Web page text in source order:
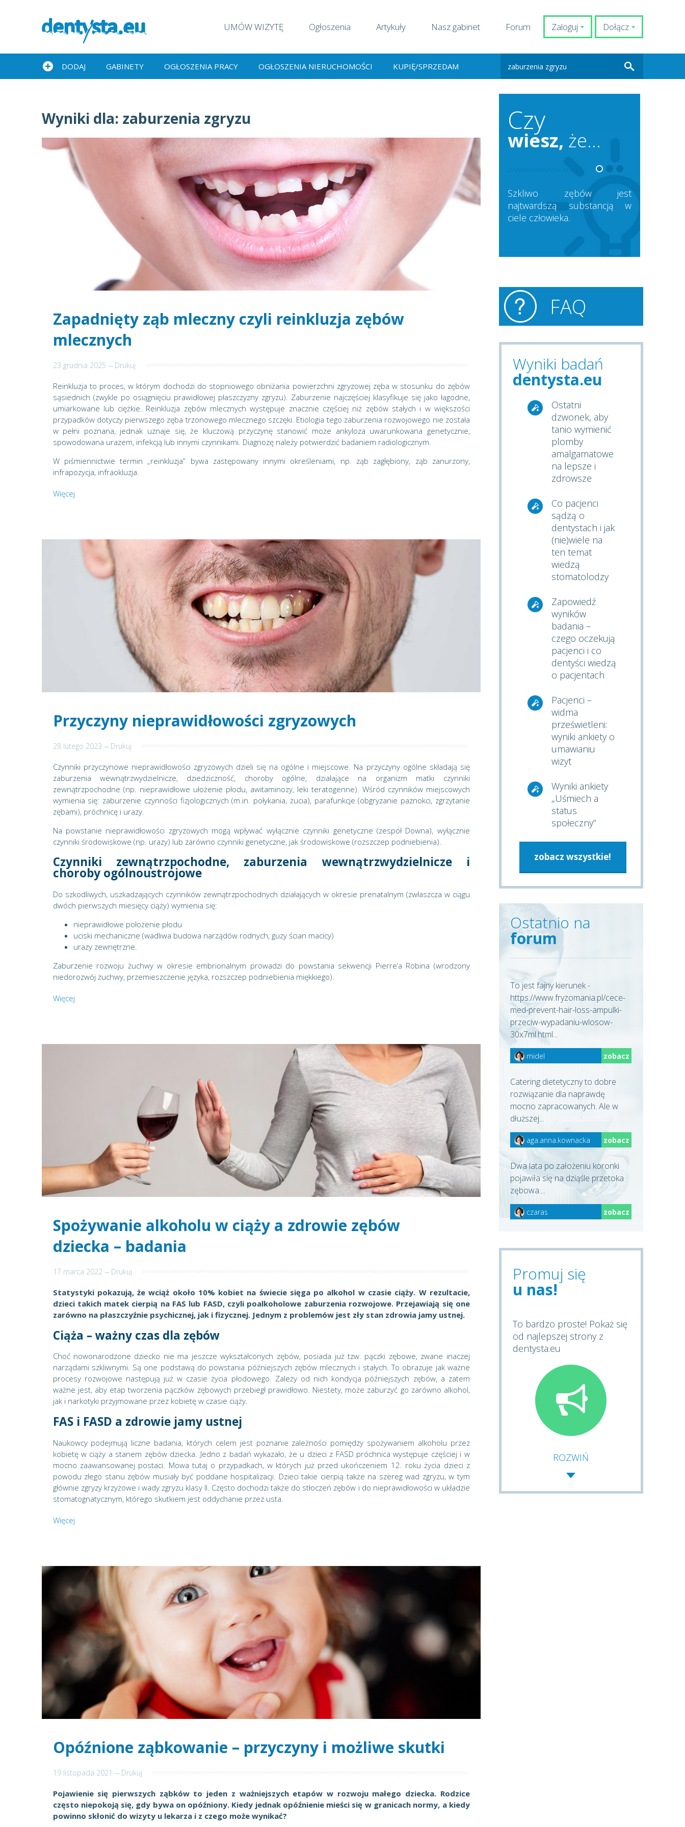
Dołącz
Zaloguj
UMÓW WIZYTĘ Ogłoszenia Artykuły Nasz gabinet Forum
DODAJ GABINETY OGŁOSZENIA PRACY OGŁOSZENIA NIERUCHOMOŚCI KUPIĘ/SPRZEDAM
Wyniki dla: zaburzenia zgryzu
Zapadnięty ząb mleczny czyli reinkluzja zębów
mlecznych
23 grudnia 2025 --- Drukuj
Reinkluzja to proces, w którym dochodzi do stopniowego obniżania powierzchni zgryzowej zęba w stosunku do zębów
sąsiednich (zwykle po osiągnięciu prawidłowej płaszczyzny zgryzu). Zaburzenie najczęściej klasyfikuje się jako łagodne,
umiarkowane lub ciężkie. Reinkluzja zębów mlecznych występuje znacznie częściej niż zębów stałych i w większości
przypadków dotyczy pierwszego zęba trzonowego mlecznego szczęki. Etiologia tego zaburzenia rozwojowego nie została
w pełni poznana, jednak uznaje się, że kluczową przyczynę stanowić może ankyloza uwarunkowana genetycznie,
spowodowana urazem, infekcją lub innymi czynnikami. Diagnozę należy potwierdzić badaniem radiologicznym.
W piśmiennictwie termin „reinkluzja” bywa zastępowany innymi określeniami, np. ząb zagłębiony, ząb zanurzony,
infrapozycja, infraokluzja.
Więcej
Przyczyny nieprawidłowości zgryzowych
28 lutego 2023 --- Drukuj
Czynniki przyczynowe nieprawidłowości zgryzowych dzieli się na ogólne i miejscowe. Na przyczyny ogólne składają się
zaburzenia wewnątrzwydzielnicze, dziedziczność, choroby ogólne, działające na organizm matki czynniki
zewnątrzpochodne (np. nieprawidłowe ułożenie płodu, awitaminozy, leki teratogenne). Wśród czynników miejscowych
wymienia się: zaburzenie czynności fizjologicznych (m.in. połykania, żucia), parafunkcje (obgryzanie paznokci, zgrzytanie
zębami), próchnicę i urazy.
Na powstanie nieprawidłowości zgryzowych mogą wpływać wyłącznie czynniki genetyczne (zespół Downa), wyłącznie
czynniki środowiskowe (np. urazy) lub zarówno czynniki genetyczne, jak środowiskowe (rozszczep podniebienia).
Czynniki zewnątrzpochodne, zaburzenia wewnątrzwydzielnicze i
choroby ogólnoustrojowe
Do szkodliwych, uszkadzających czynników zewnątrzpochodnych działających w okresie prenatalnym (zwłaszcza w ciągu
dwóch pierwszych miesięcy ciąży) wymienia się:
nieprawidłowe położenie płodu
uciski mechaniczne (wadliwa budowa narządów rodnych, guzy ścian macicy)
urazy zewnętrzne.
Zaburzenie rozwoju żuchwy w okresie embrionalnym prowadzi do powstania sekwencji Pierre’a Robina (wrodzony
niedorozwój żuchwy, przemieszczenie języka, rozszczep podniebienia miękkiego).
Więcej
Spożywanie alkoholu w ciąży a zdrowie zębów
dziecka – badania
17 marca 2022 --- Drukuj
Statystyki pokazują, że wciąż około 10% kobiet na świecie sięga po alkohol w czasie ciąży. W rezultacie,
dzieci takich matek cierpią na FAS lub FASD, czyli poalkoholowe zaburzenia rozwojowe. Przejawiają się one
zarówno na płaszczyźnie psychicznej, jak i fizycznej. Jednym z problemów jest zły stan zdrowia jamy ustnej.
Ciąża – ważny czas dla zębów
Choć nowonarodzone dziecko nie ma jeszcze wykształconych zębów, posiada już tzw. pączki zębowe, zwane inaczej
narządami szkliwnymi. Są one podstawą do powstania późniejszych zębów mlecznych i stałych. To obrazuje jak ważne
procesy rozwojowe następują już w czasie życia płodowego. Zależy od nich kondycja późniejszych zębów, a zatem
ważne jest, aby etap tworzenia pączków zębowych przebiegł prawidłowo. Niestety, może zaburzyć go zarówno alkohol,
jak i narkotyki przyjmowane przez kobietę w czasie ciąży.
FAS i FASD a zdrowie jamy ustnej
Naukowcy podejmują liczne badania, których celem jest poznanie zależności pomiędzy spożywaniem alkoholu przez
kobietę w ciąży a stanem zębów dziecka. Jedno z badań wykazało, że u dzieci z FASD próchnica występuje częściej i w
mocno zaawansowanej postaci. Mowa tutaj o przypadkach, w których już przed ukończeniem 12. roku życia dzieci z
powodu złego stanu zębów musiały być poddane hospitalizacji. Dzieci takie cierpią także na szereg wad zgryzu, w tym
głównie zgryzy krzyżowe i wady zgryzu klasy II. Często dochodzi także do stłoczeń zębów i do nieprawidłowości w układzie
stomatognatycznym, którego skutkiem jest oddychanie przez usta.
Więcej
Opóźnione ząbkowanie – przyczyny i możliwe skutki
19 listopada 2021 --- Drukuj
Pojawienie się pierwszych ząbków to jeden z ważniejszych etapów w rozwoju małego dziecka. Rodzice
często niepokoją się, gdy bywa on opóźniony. Kiedy jednak opóźnienie mieści się w granicach normy, a kiedy
powinno skłonić do wizyty u lekarza i z czego może wynikać?
Czy
wiesz, że...
Szkliwo zębów jest
najtwardszą substancją w
ciele człowieka.
FAQ
Wyniki badań
dentysta.eu
Ostatni
dzwonek, aby
tanio wymienić
plomby
amalgamatowe
na lepsze i
zdrowsze
Co pacjenci
sądzą o
dentystach i jak
(nie)wiele na
ten temat
wiedzą
stomatolodzy
Zapowiedź
wyników
badania –
czego oczekują
pacjenci i co
dentyści wiedzą
o pacjentach
Pacjenci –
widma
prześwietleni:
wyniki ankiety o
umawianiu
wizyt
Wyniki ankiety
„Uśmiech a
status
społeczny”
zobacz wszystkie!
Ostatnio na
forum
To jest fajny kierunek -
https://www.fryzomania.pl/cece-
med-prevent-hair-loss-ampulki-
przeciw-wypadaniu-wlosow-
30x7ml.html...
midel zobacz
Catering dietetyczny to dobre
rozwiązanie dla naprawdę
mocno zapracowanych. Ale w
dłuższej...
aga.anna.kownacka zobacz
Dwa lata po założeniu koronki
pojawiła się na dziąśle przetoka
zębowa....
czaras zobacz
Promuj się
u nas!
To bardzo proste! Pokaż się
od najlepszej strony z
dentysta.eu
ROZWIŃ